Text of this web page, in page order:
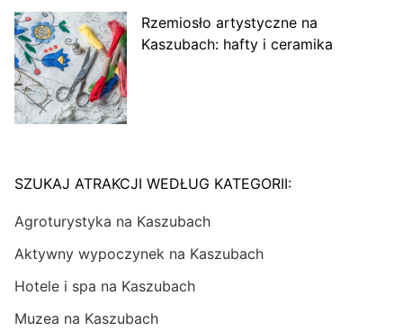
Rzemiosło artystyczne na
Kaszubach: hafty i ceramika
SZUKAJ ATRAKCJI WEDŁUG KATEGORII:
Agroturystyka na Kaszubach
Aktywny wypoczynek na Kaszubach
Hotele i spa na Kaszubach
Muzea na Kaszubach